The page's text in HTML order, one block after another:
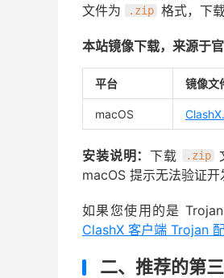
文件为
.zip 格式，下
本站镜像下载，来源于
平台 镜像文
macOS
安装说明：下载 .zip
macOS 提示无法验证开
如果您使用的是
ClashX 客户端 Trojan
二、推荐的第